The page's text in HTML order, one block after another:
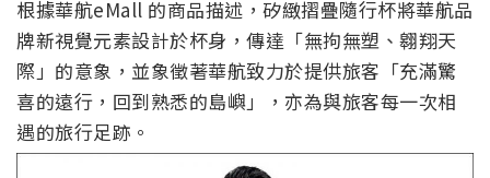
根據華航eMall 的商品描述，矽緻摺疊隨行杯將華航品
牌新視覺元素設計於杯身，傳達「無拘無塑、翱翔天
際」的意象，並象徵著華航致力於提供旅客「充滿驚
喜的遠行，回到熟悉的島嶼」，亦為與旅客每一次相
遇的旅行足跡。